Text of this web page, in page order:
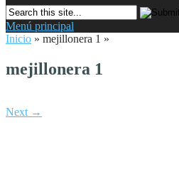
Menú principal
Inicio » mejillonera 1 »
mejillonera 1
Next →